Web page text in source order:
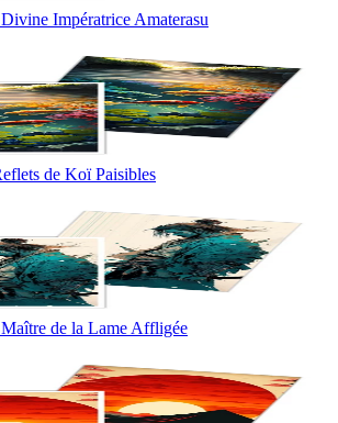
Impératrice Amaterasu
de Koï Paisibles
de la Lame Affligée